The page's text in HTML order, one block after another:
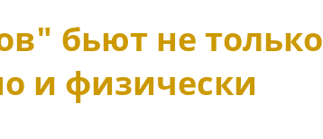
бьют не только
и физически